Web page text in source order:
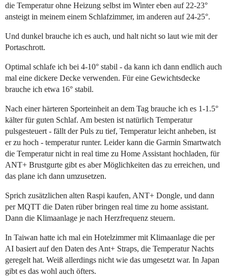
die Temperatur ohne Heizung selbst im Winter eben auf 22-23°
ansteigt in meinem einem Schlafzimmer, im anderen auf 24-25°.
Und dunkel brauche ich es auch, und halt nicht so laut wie mit der
Portaschrott.
Optimal schlafe ich bei 4-10° stabil - da kann ich dann endlich auch
mal eine dickere Decke verwenden. Für eine Gewichtsdecke
brauche ich etwa 16° stabil.
Nach einer härteren Sporteinheit an dem Tag brauche ich es 1-1.5°
kälter für guten Schlaf. Am besten ist natürlich Temperatur
pulsgesteuert - fällt der Puls zu tief, Temperatur leicht anheben, ist
er zu hoch - temperatur runter. Leider kann die Garmin Smartwatch
die Temperatur nicht in real time zu Home Assistant hochladen, für
ANT+ Brustgurte gibt es aber Möglichkeiten das zu erreichen, und
das plane ich dann umzusetzen.
Sprich zusätzlichen alten Raspi kaufen, ANT+ Dongle, und dann
per MQTT die Daten rüber bringen real time zu home assistant.
Dann die Klimaanlage je nach Herzfrequenz steuern.
In Taiwan hatte ich mal ein Hotelzimmer mit Klimaanlage die per
AI basiert auf den Daten des Ant+ Straps, die Temperatur Nachts
geregelt hat. Weiß allerdings nicht wie das umgesetzt war. In Japan
gibt es das wohl auch öfters.